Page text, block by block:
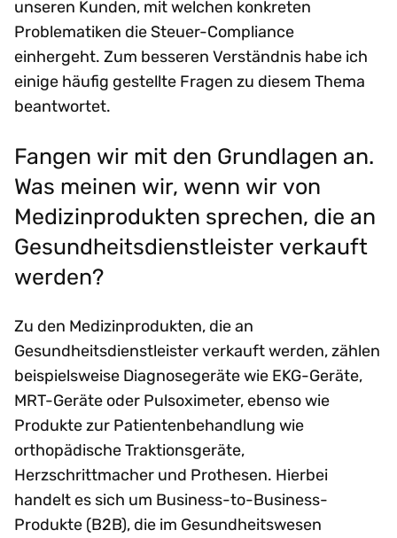
unseren Kunden, mit welchen konkreten
Problematiken die Steuer-Compliance
einhergeht. Zum besseren Verständnis habe ich
einige häufig gestellte Fragen zu diesem Thema
beantwortet.
Fangen wir mit den Grundlagen an.
Was meinen wir, wenn wir von
Medizinprodukten sprechen, die an
Gesundheitsdienstleister verkauft
werden?
Zu den Medizinprodukten, die an
Gesundheitsdienstleister verkauft werden, zählen
beispielsweise Diagnosegeräte wie EKG-Geräte,
MRT-Geräte oder Pulsoximeter, ebenso wie
Produkte zur Patientenbehandlung wie
orthopädische Traktionsgeräte,
Herzschrittmacher und Prothesen. Hierbei
handelt es sich um Business-to-Business-
Produkte (B2B), die im Gesundheitswesen